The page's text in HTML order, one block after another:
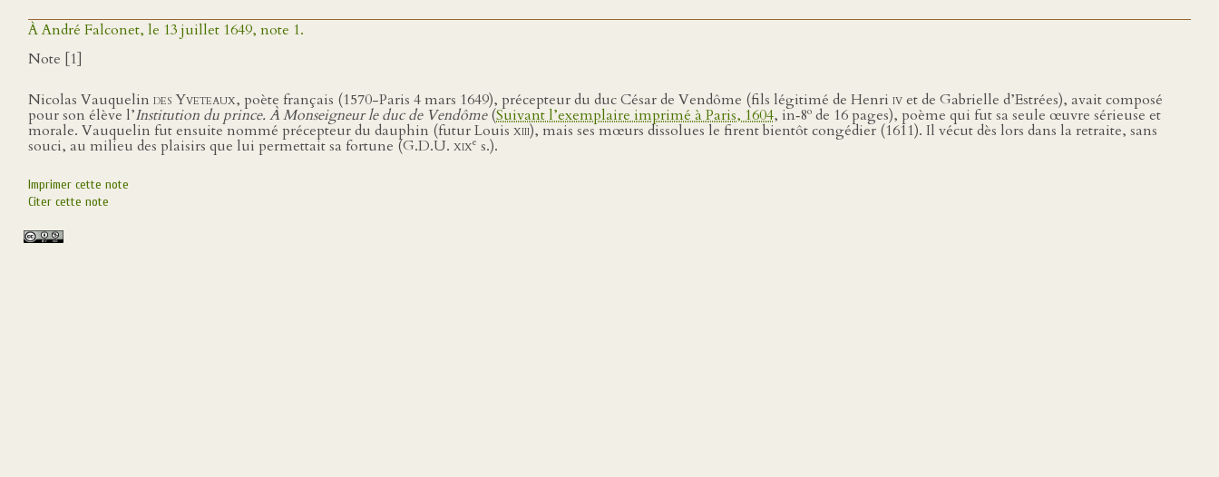
À André Falconet, le 13 juillet 1649, note 1.
Note [1]
Nicolas Vauquelin des Yveteaux, poète français (1570-Paris 4 mars 1649), précepteur du duc César de Vendôme (fils légitimé de Henri ivet de Gabrielle d’Estrées), avait composé
pour son élève l’Institution du prince. À Monseigneur le duc de Vendôme(Suivant l’exemplaire imprimé à Paris, 1604, in‑8o de 16 pages), poème qui fut sa seule œuvre sérieuse et
morale. Vauquelin fut ensuite nommé précepteur du dauphin (futur Louis xiii), mais ses mœurs dissolues le firent bientôt congédier (1611). Il vécut dès lors dans la retraite, sans
souci, au milieu des plaisirs que lui permettait sa fortune (G.D.U. xixe s.).
Imprimer cette note
Citer cette note